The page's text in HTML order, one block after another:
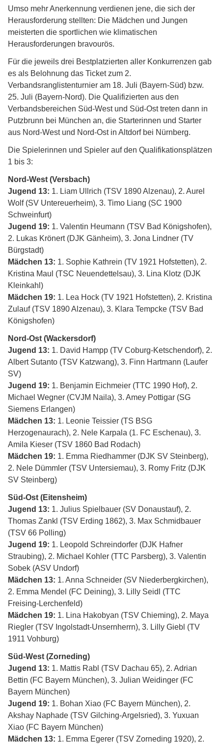
Umso mehr Anerkennung verdienen jene, die sich der
Herausforderung stellten: Die Mädchen und Jungen
meisterten die sportlichen wie klimatischen
Herausforderungen bravourös.
Für die jeweils drei Bestplatzierten aller Konkurrenzen gab
es als Belohnung das Ticket zum 2.
Verbandsranglistenturnier am 18. Juli (Bayern-Süd) bzw.
25. Juli (Bayern-Nord). Die Qualifizierten aus den
Verbandsbereichen Süd-West und Süd-Ost treten dann in
Putzbrunn bei München an, die Starterinnen und Starter
aus Nord-West und Nord-Ost in Altdorf bei Nürnberg.
Die Spielerinnen und Spieler auf den Qualifikationsplätzen
1 bis 3:
Nord-West (Versbach)
Jugend 13: 1. Liam Ullrich (TSV 1890 Alzenau), 2. Aurel
Wolf (SV Untereuerheim), 3. Timo Liang (SC 1900
Schweinfurt)
Jugend 19: 1. Valentin Heumann (TSV Bad Königshofen),
2. Lukas Krönert (DJK Gänheim), 3. Jona Lindner (TV
Bürgstadt)
Mädchen 13: 1. Sophie Kathrein (TV 1921 Hofstetten), 2.
Kristina Maul (TSC Neuendettelsau), 3. Lina Klotz (DJK
Kleinkahl)
Mädchen 19: 1. Lea Hock (TV 1921 Hofstetten), 2. Kristina
Zulauf (TSV 1890 Alzenau), 3. Klara Tempcke (TSV Bad
Königshofen)
Nord-Ost (Wackersdorf)
Jugend 13: 1. David Hampp (TV Coburg-Ketschendorf), 2.
Albert Sutanto (TSV Katzwang), 3. Finn Hartmann (Laufer
SV)
Jugend 19: 1. Benjamin Eichmeier (TTC 1990 Hof), 2.
Michael Wegner (CVJM Naila), 3. Amey Pottigar (SG
Siemens Erlangen)
Mädchen 13: 1. Leonie Teissier (TS BSG
Herzogenaurach), 2. Nele Karpala (1. FC Eschenau), 3.
Amila Kieser (TSV 1860 Bad Rodach)
Mädchen 19: 1. Emma Riedhammer (DJK SV Steinberg),
2. Nele Dümmler (TSV Untersiemau), 3. Romy Fritz (DJK
SV Steinberg)
Süd-Ost (Eitensheim)
Jugend 13: 1. Julius Spielbauer (SV Donaustauf), 2.
Thomas Zankl (TSV Erding 1862), 3. Max Schmidbauer
(TSV 66 Polling)
Jugend 19: 1. Leopold Schreindorfer (DJK Hafner
Straubing), 2. Michael Kohler (TTC Parsberg), 3. Valentin
Sobek (ASV Undorf)
Mädchen 13: 1. Anna Schneider (SV Niederbergkirchen),
2. Emma Mendel (FC Deining), 3. Lilly Seidl (TTC
Freising-Lerchenfeld)
Mädchen 19: 1. Lina Hakobyan (TSV Chieming), 2. Maya
Riegler (TSV Ingolstadt-Unsernherrn), 3. Lilly Giebl (TV
1911 Vohburg)
Süd-West (Zorneding)
Jugend 13: 1. Mattis Rabl (TSV Dachau 65), 2. Adrian
Bettin (FC Bayern München), 3. Julian Weidinger (FC
Bayern München)
Jugend 19: 1. Bohan Xiao (FC Bayern München), 2.
Akshay Naphade (TSV Gilching-Argelsried), 3. Yuxuan
Xiao (FC Bayern München)
Mädchen 13: 1. Emma Egerer (TSV Zorneding 1920), 2.